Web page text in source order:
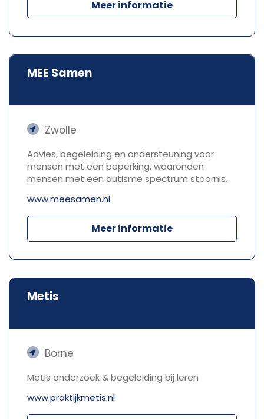
Meer informatie
MEE Samen
Zwolle
Advies, begeleiding en ondersteuning voor
mensen met een beperking, waaronden
mensen met een autisme spectrum stoornis.
www.meesamen.nl
Meer informatie
Metis
Borne
Metis onderzoek & begeleiding bij leren
www.praktijkmetis.nl